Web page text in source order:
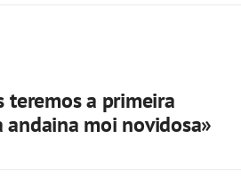
teremos a primeira
moi novidosa»